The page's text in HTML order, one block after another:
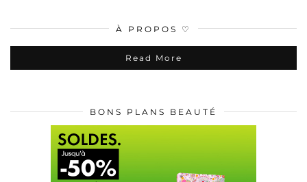
À PROPOS ♡
Read More
BONS PLANS BEAUTÉ